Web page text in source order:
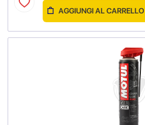
AGGIUNGI AL CARRELLO